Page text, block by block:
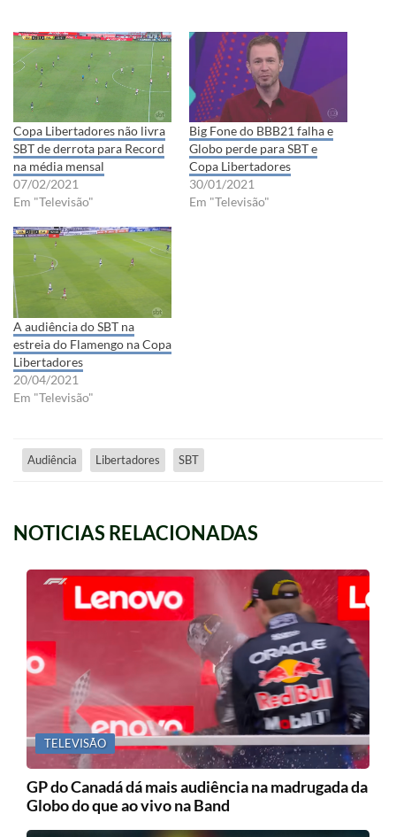
Copa Libertadores não livra
SBT de derrota para Record
na média mensal
07/02/2021
Em "Televisão"
Big Fone do BBB21 falha e
Globo perde para SBT e
Copa Libertadores
30/01/2021
Em "Televisão"
A audiência do SBT na
estreia do Flamengo na Copa
Libertadores
20/04/2021
Em "Televisão"
Audiência Libertadores SBT
NOTICIAS RELACIONADAS
TELEVISÃO
GP do Canadá dá mais audiência na madrugada da
Globo do que ao vivo na Band